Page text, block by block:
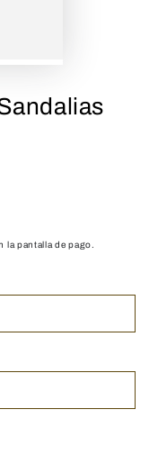
la pantalla de pago.